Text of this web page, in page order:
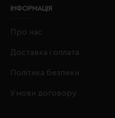
ІНФОРМАЦІЯ
Про нас
Доставка і оплата
Політика безпеки
Умови договору